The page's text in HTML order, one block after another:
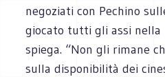
negoziati con Pechino
giocato tutti gli assi nella
spiega. “Non gli rimane
sulla disponibilità dei